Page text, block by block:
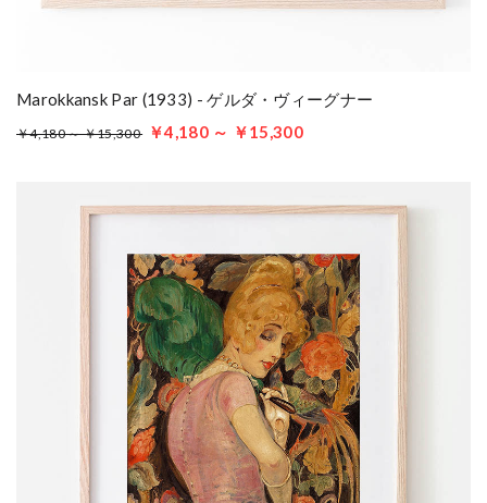
Marokkansk Par (1933) - ゲルダ・ヴィーグナー
￥4,180 ～ ￥15,300 ￥4,180 ～ ￥15,300